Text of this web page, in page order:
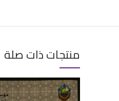
منتجات ذات صلة